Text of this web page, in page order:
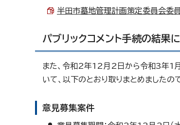
半田市墓地管理計画策定委員会委
パブリックコメント手続の結果
また、令和2年12月2日から令和3年1
いて、以下のとおり取りまとめましたので
意見募集案件